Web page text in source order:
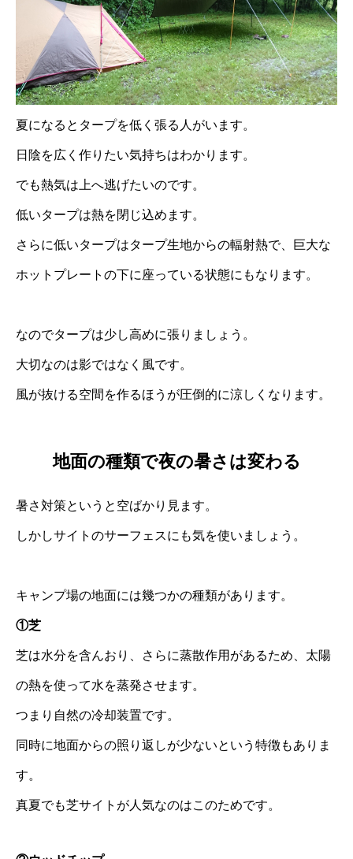
夏になるとタープを低く張る人がいます。
日陰を広く作りたい気持ちはわかります。
でも熱気は上へ逃げたいのです。
低いタープは熱を閉じ込めます。
さらに低いタープはタープ生地からの輻射熱で、巨大な
ホットプレートの下に座っている状態にもなります。
なのでタープは少し高めに張りましょう。
大切なのは影ではなく風です。
風が抜ける空間を作るほうが圧倒的に涼しくなります。
地面の種類で夜の暑さは変わる
暑さ対策というと空ばかり見ます。
しかしサイトのサーフェスにも気を使いましょう。
キャンプ場の地面には幾つかの種類があります。
①芝
芝は水分を含んおり、さらに蒸散作用があるため、太陽
の熱を使って水を蒸発させます。
つまり自然の冷却装置です。
同時に地面からの照り返しが少ないという特徴もありま
す。
真夏でも芝サイトが人気なのはこのためです。